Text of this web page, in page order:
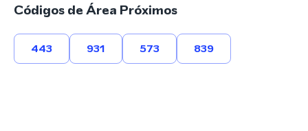
Códigos de Área Próximos
443 931 573 839